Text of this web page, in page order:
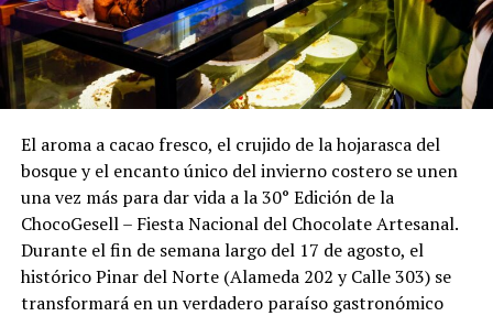
El aroma a cacao fresco, el crujido de la hojarasca del
bosque y el encanto único del invierno costero se unen
una vez más para dar vida a la 30° Edición de la
ChocoGesell – Fiesta Nacional del Chocolate Artesanal.
Durante el fin de semana largo del 17 de agosto, el
histórico Pinar del Norte (Alameda 202 y Calle 303) se
transformará en un verdadero paraíso gastronómico